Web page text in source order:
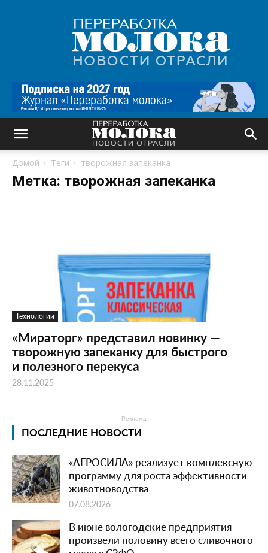
Переработка
молока
|
Новости
Домой Теги творожная запеканка
Метка: творожная запеканка
Технологии
«Мираторг» представил новинку —
творожную запеканку для быстрого
и полезного перекуса
28.11.2025
- Реклама -
ПОСЛЕДНИЕ НОВОСТИ
«АГРОСИЛА» реализует комплексную
программу для роста эффективности
животноводства
07.08.2026
В июне вологодские предприятия
произвели половину всего сливочного